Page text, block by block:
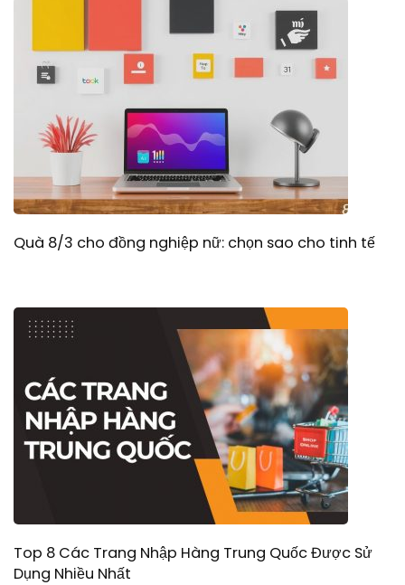
Quà 8/3 cho đồng nghiệp nữ: chọn sao cho tinh tế
Top 8 Các Trang Nhập Hàng Trung Quốc Được Sử
Dụng Nhiều Nhất